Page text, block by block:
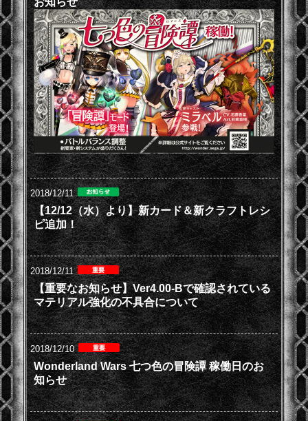
2018/12/11
【12/12（水）より】新カード＆新クラフトレシ
ピ追加！
2018/12/11
【重要なお知らせ】Ver4.00-Bで確認されている
マテリアル強化の不具合について
2018/12/10
Wonderland Wars 七つ色の冒険譚 稼働日のお
知らせ